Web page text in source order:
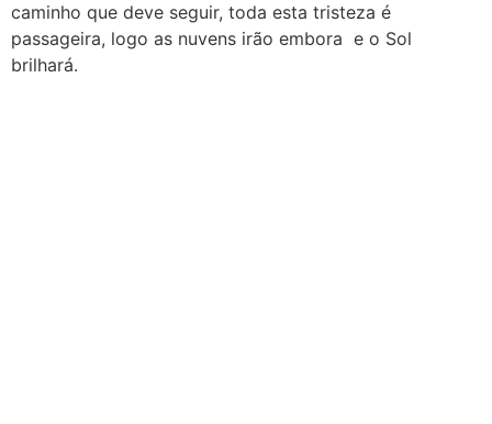
caminho que deve seguir, toda esta tristeza é
passageira, logo as nuvens irão embora e o Sol
brilhará.